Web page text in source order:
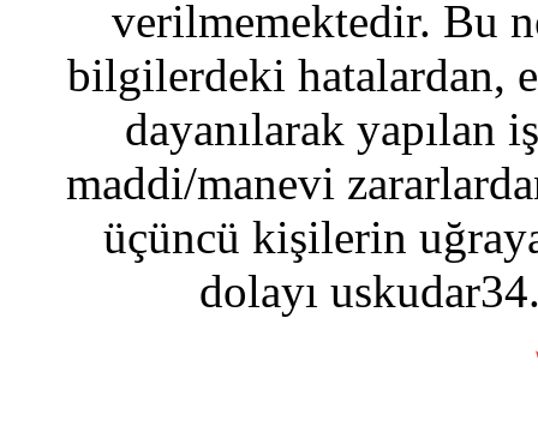
verilmemektedir. Bu
bilgilerdeki hatalardan,
dayanılarak yapılan
maddi/manevi
üçüncü kişilerin
dolayı